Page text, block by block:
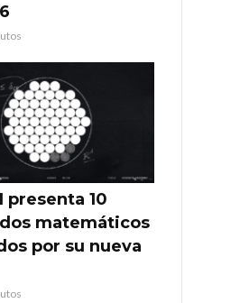
presenta 10
matemáticos
por su nueva